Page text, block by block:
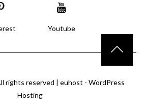
Youtube
rights reserved | euhost - WordPress
Hosting